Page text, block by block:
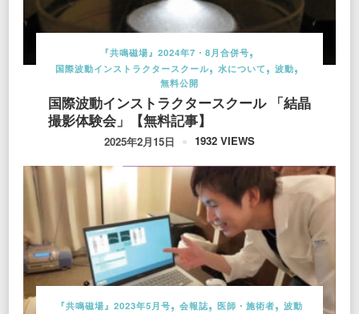
『共鳴磁場』2024年7・8月合併号
国際波動インストラクタースクール
水について
波動
無料公開
国際波動インストラクタースクール 「結晶
撮影体験会」【無料記事】
2025年2月15日 1932 VIEWS
『共鳴磁場』2023年5月号 会報誌 医師・施術者 波動